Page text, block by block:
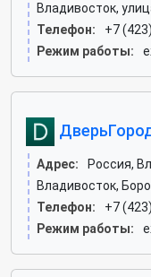
Владивосток,
Телефон:
+7
Режим работы:
Адрес:
Россия,
Владивосток,
Телефон:
+7
Режим работы: